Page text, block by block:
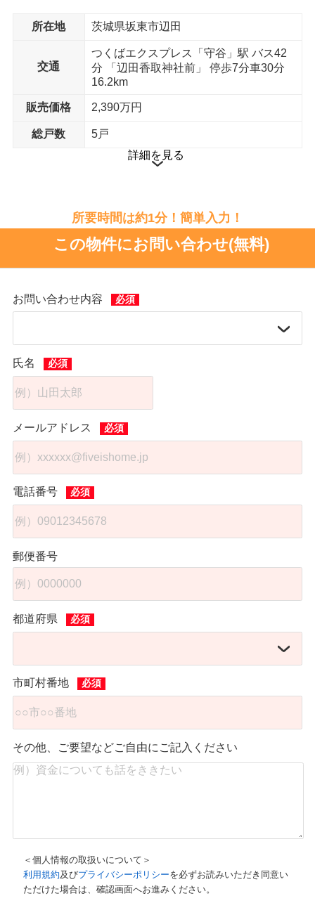
はま寿司 坂東岩井店 まで13分
家電製品
ヤマダデンキテックランド 坂東岩井店 まで11
岩井辺田郵便局 まで13分
所在地 茨城県坂東市辺田
交通
つくばエクスプレス「守谷」駅 バス42
分 「辺田香取神社前」 停歩7分車30分
16.2km
販売価格 2,390万円
総戸数
5戸
詳細を見る
所要時間は約1分！簡単入力！
この物件にお問い合わせ(無料)
お問い合わせ内容
氏名
メールアドレス
電話番号
郵便番号
都道府県
市町村番地
その他、ご要望などご自由にご記入ください
＜個人情報の取扱いについて＞
利用規約及びプライバシーポリシーを必ずお読みいただき同意い
ただけた場合は、確認画面へお進みください。